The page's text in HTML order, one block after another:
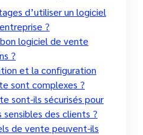
d’utiliser un logiciel
?
logiciel de vente
?
et la configuration
sont complexes ?
sont-ils sécurisés pour
des clients ?
de vente peuvent-ils